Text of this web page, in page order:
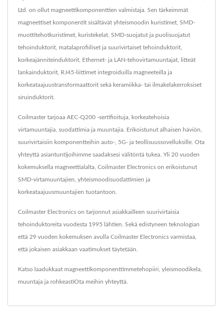
Ltd. on ollut magneettikomponenttien valmistaja. Sen tärkeimmät
magneettiset komponentit sisältävät yhteismoodin kuristimet, SMD-
muottitehotkuristimet, kuristekelat, SMD-suojatut ja puolisuojatut
tehoinduktorit, matalaprofiiliset ja suurivirtaiset tehoinduktorit,
korkeajänniteinduktorit, Ethernet- ja LAN-tehovirtamuuntajat, litteät
lankainduktorit, RJ45-liittimet integroiduilla magneeteilla ja
korkeataajuustransformaattorit sekä keramiikka- tai ilmakelakerroksiset
siruinduktorit.
Coilmaster tarjoaa AEC-Q200 -sertifioituja, korkeatehoisia
virtamuuntajia, suodattimia ja muuntajia. Erikoistunut alhaisen häviön,
suurivirtaisiin komponentteihin auto-, 5G- ja teollisuussovelluksille. Ota
yhteyttä asiantuntijoihimme saadaksesi välitöntä tukea. Yli 20 vuoden
kokemuksella magneettialalta, Coilmaster Electronics on erikoistunut
SMD-virtamuuntajien, yhteismoodisuodattimien ja
korkeataajuusmuuntajien tuotantoon.
Coilmaster Electronics on tarjonnut asiakkailleen suurivirtaisia ​​
tehoinduktoreita vuodesta 1995 lähtien. Sekä edistyneen teknologian
että 29 vuoden kokemuksen avulla Coilmaster Electronics varmistaa,
että jokaisen asiakkaan vaatimukset täytetään.
Katso laadukkaat magneettikomponenttimmetehopiiri yleismoodikela
muuntaja ja rohkeastiOta meihin yhteyttä